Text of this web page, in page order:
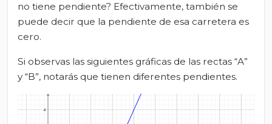
no tiene pendiente? Efectivamente, también se
puede decir que la pendiente de esa carretera es
cero.
Si observas las siguientes gráficas de las rectas “A”
y “B”, notarás que tienen diferentes pendientes.